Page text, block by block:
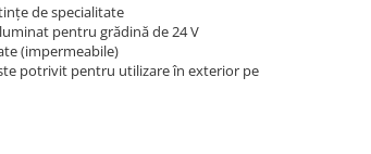
de specialitate
pentru grădină de 24 V
(impermeabile)
potrivit pentru utilizare în exterior pe